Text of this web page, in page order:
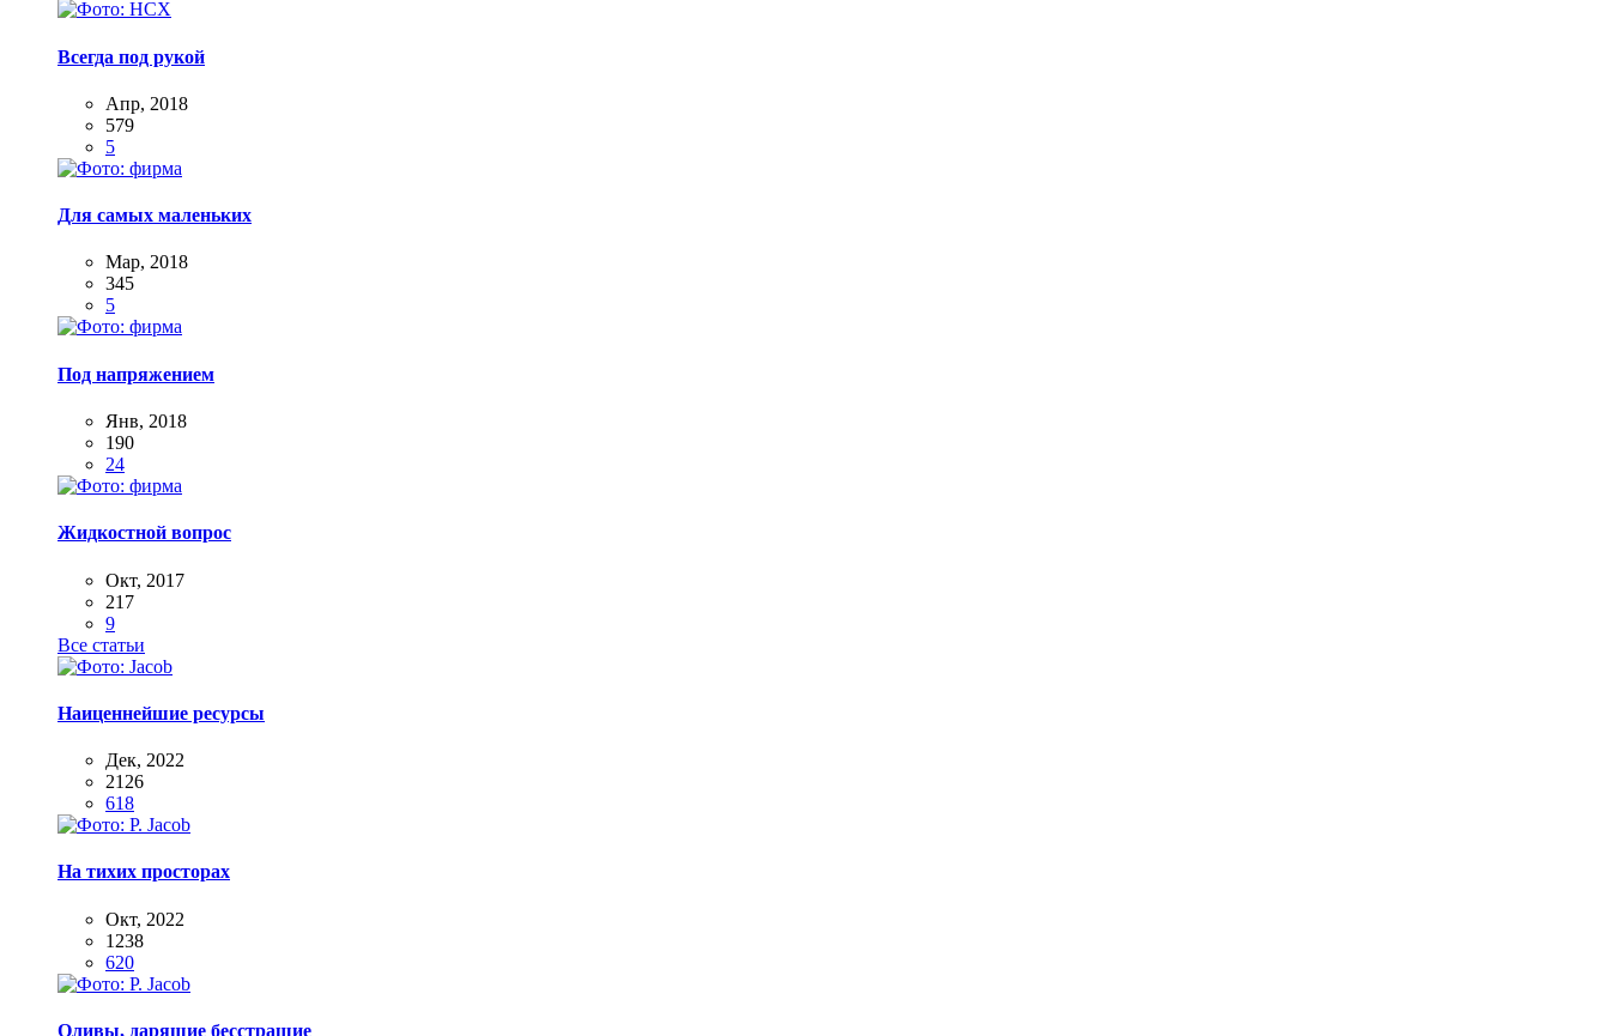
Всегда под рукой
Апр, 2018
579
5
Для самых маленьких
Мар, 2018
345
5
Под напряжением
Янв, 2018
190
24
Жидкостной вопрос
Окт, 2017
217
9
Все статьи
Наиценнейшие ресурсы
Дек, 2022
2126
618
На тихих просторах
Окт, 2022
1238
620
Оливы, дарящие бесстрашие